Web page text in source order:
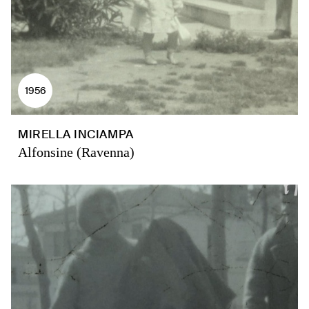
1956
MIRELLA INCIAMPA
Alfonsine (Ravenna)